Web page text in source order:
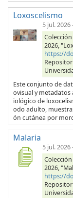
Loxoscelismo
5 jul. 2026
2026,
https://
Este conjunto de
ovisual y metadatos
iológico de
odo adulto,
ón cutánea por
Malaria
5 jul. 2026
2026,
https://